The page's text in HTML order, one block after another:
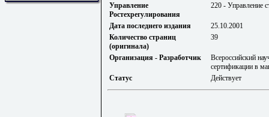
Управление
Ростехрегулирования
220 - Управление
Дата последнего издания
25.10.2001
Количество страниц
(оригинала)
39
Организация - Разработчик
Всероссийский
сертификации в
Статус
Действует